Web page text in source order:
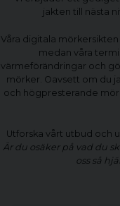
jakten till nästa
Våra digitala
medan våra
värmeförändringar och
mörker. Oavsett om du
och högpresterande
Utforska vårt utbud och
Är du osäker på vad du
oss så